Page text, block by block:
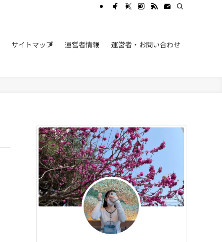
サイトマップ 運営者情報 運営者・お問い合わせ